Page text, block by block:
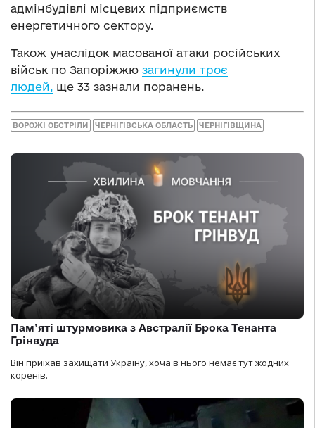
адмінбудівлі місцевих підприємств
енергетичного сектору.
Також унаслідок масованої атаки російських
військ по Запоріжжю загинули троє
людей, ще 33 зазнали поранень.
ВОРОЖІ ОБСТРІЛИ ЧЕРНІГІВСЬКА ОБЛАСТЬ ЧЕРНІГІВЩИНА
Пам’яті штурмовика з Австралії Брока Тенанта
Грінвуда
Він приїхав захищати Україну, хоча в нього немає тут жодних
коренів.